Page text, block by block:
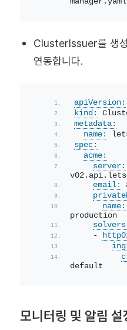
ClusterIssuer를 생
연동합니다.
apiVersion:
kind:
metadata:
name:
spec:
acme:
server:
email:
name:
production
    -
default
모니터링 및 알림 설